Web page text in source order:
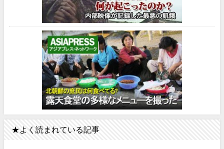
★よく読まれている記事